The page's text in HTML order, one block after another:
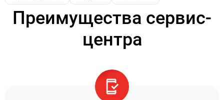
Преимущества сервис-
центра